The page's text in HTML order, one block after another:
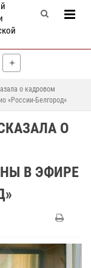
о кадровом
«России-Белгород»
О
В ЭФИРЕ